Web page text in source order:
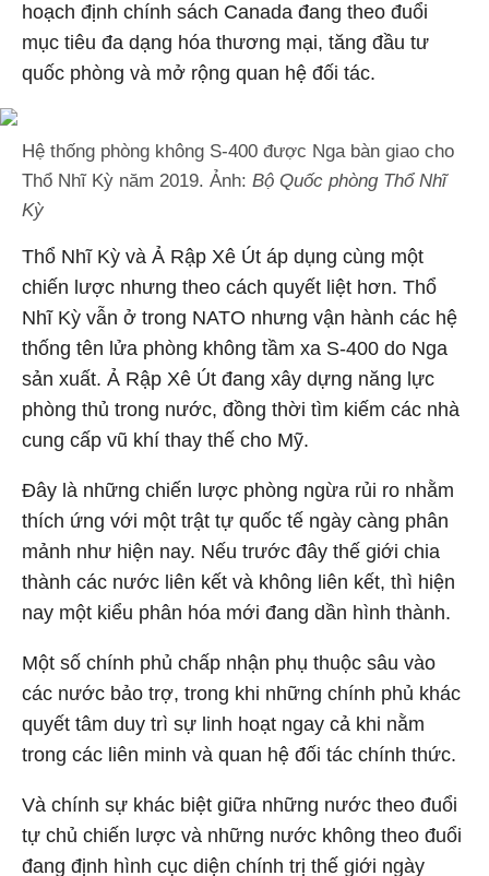
hoạch định chính sách Canada đang theo đuổi
mục tiêu đa dạng hóa thương mại, tăng đầu tư
quốc phòng và mở rộng quan hệ đối tác.
Hệ thống phòng không S-400 được Nga bàn giao cho
Thổ Nhĩ Kỳ năm 2019. Ảnh: Bộ Quốc phòng Thổ Nhĩ
Kỳ
Thổ Nhĩ Kỳ và Ả Rập Xê Út áp dụng cùng một
chiến lược nhưng theo cách quyết liệt hơn. Thổ
Nhĩ Kỳ vẫn ở trong NATO nhưng vận hành các hệ
thống tên lửa phòng không tầm xa S-400 do Nga
sản xuất. Ả Rập Xê Út đang xây dựng năng lực
phòng thủ trong nước, đồng thời tìm kiếm các nhà
cung cấp vũ khí thay thế cho Mỹ.
Đây là những chiến lược phòng ngừa rủi ro nhằm
thích ứng với một trật tự quốc tế ngày càng phân
mảnh như hiện nay. Nếu trước đây thế giới chia
thành các nước liên kết và không liên kết, thì hiện
nay một kiểu phân hóa mới đang dần hình thành.
Một số chính phủ chấp nhận phụ thuộc sâu vào
các nước bảo trợ, trong khi những chính phủ khác
quyết tâm duy trì sự linh hoạt ngay cả khi nằm
trong các liên minh và quan hệ đối tác chính thức.
Và chính sự khác biệt giữa những nước theo đuổi
tự chủ chiến lược và những nước không theo đuổi
đang định hình cục diện chính trị thế giới ngày